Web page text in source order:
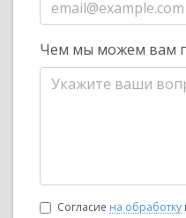
Чем мы можем вам
Согласие на обработку